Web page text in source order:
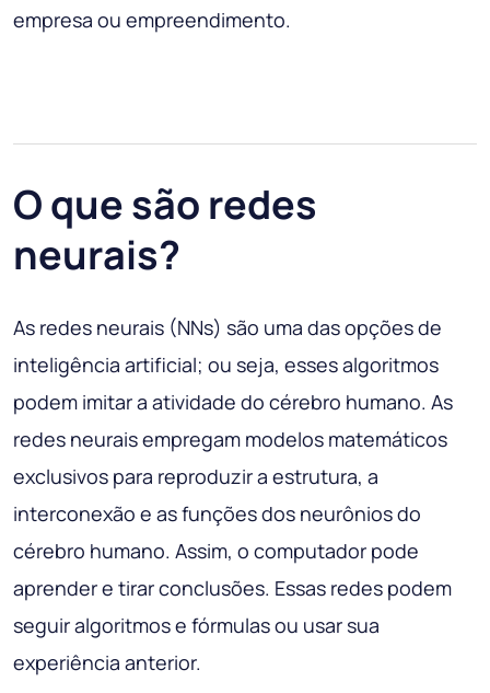
empresa ou empreendimento.
O que são redes
neurais?
As redes neurais (NNs) são uma das opções de
inteligência artificial; ou seja, esses algoritmos
podem imitar a atividade do cérebro humano. As
redes neurais empregam modelos matemáticos
exclusivos para reproduzir a estrutura, a
interconexão e as funções dos neurônios do
cérebro humano. Assim, o computador pode
aprender e tirar conclusões. Essas redes podem
seguir algoritmos e fórmulas ou usar sua
experiência anterior.